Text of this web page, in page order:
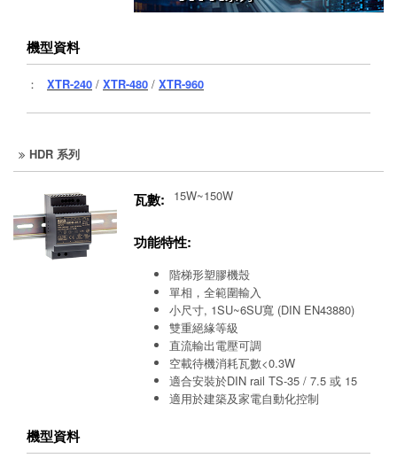
機型資料
： XTR-240 / XTR-480 / XTR-960
HDR 系列
瓦數: 15W~150W
功能特性:
階梯形塑膠機殼
單相，全範圍輸入
小尺寸, 1SU~6SU寬 (DIN EN43880)
雙重絕緣等級
直流輸出電壓可調
空載待機消耗瓦數<0.3W
適合安裝於DIN rail TS-35 / 7.5 或 15
適用於建築及家電自動化控制
機型資料